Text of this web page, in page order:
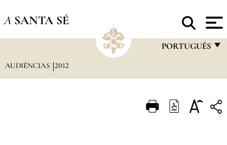
A SANTA SÉ
PORTUGUÊS
ITALIANO
AUDIÊNCIAS 2012